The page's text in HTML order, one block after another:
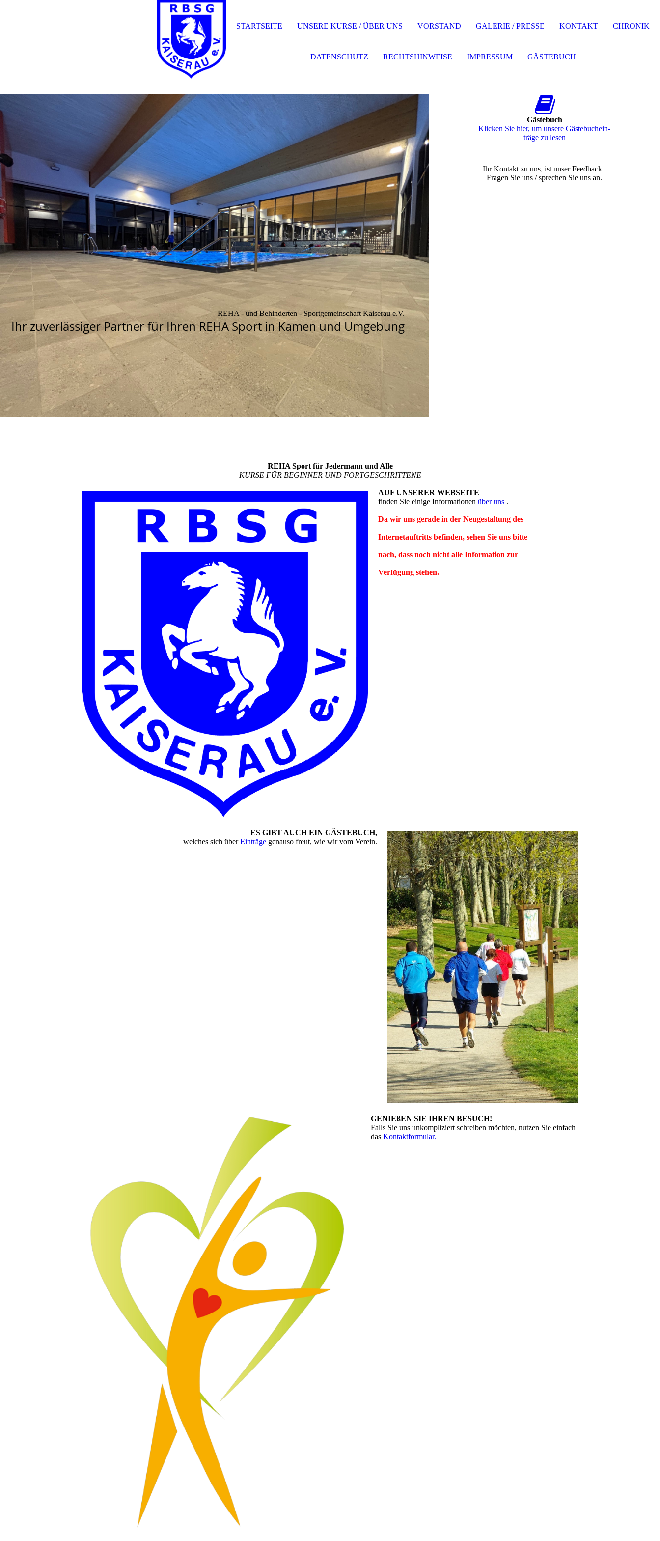
STARTSEITE UNSERE KURSE / ÜBER UNS VORSTAND GALERIE / PRESSE KONTAKT CHRONIK
DATENSCHUTZ RECHTSHINWEISE IMPRESSUM GÄSTEBUCH
REHA - und Behinderten - Sportgemeinschaft Kaiserau e.V.
Ihr zuverlässiger Partner für Ihren REHA Sport in Kamen und Umgebung
Gästebuch
Klicken Sie hier, um unsere Gäs­te­buch­ein­
trä­ge zu lesen
Ihr Kontakt zu uns, ist unser Feedback.
Fragen Sie uns / sprechen Sie uns an.
REHA Sport für Jedermann und Alle
KURSE FÜR BEGINNER UND FORTGESCHRITTENE
AUF UNSERER WEBSEITE
finden Sie einige Informationen über uns .
Da wir uns gerade in der Neugestaltung des
Internetauftritts befinden, sehen Sie uns bitte
nach, dass noch nicht alle Information zur
Verfügung stehen.
ES GIBT AUCH EIN GÄSTEBUCH,
welches sich überEinträge genauso freut, wie wir vom Verein.
GENIEßEN SIE IHREN BESUCH!
Falls Sie uns unkompliziert schreiben möchten, nutzen Sie einfach
das Kontaktformular.